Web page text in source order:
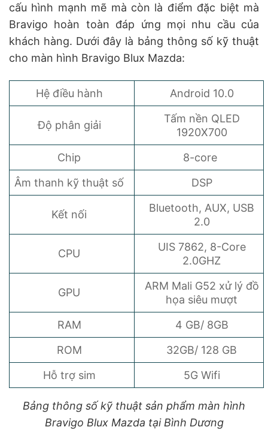
cấu hình mạnh mẽ mà còn là điểm đặc biệt mà
Bravigo hoàn toàn đáp ứng mọi nhu cầu của
khách hàng. Dưới đây là bảng thông số kỹ thuật
cho màn hình Bravigo Blux Mazda:
Hệ điều hành Android 10.0
Độ phân giải
Tấm nền QLED
1920X700
Chip
8-core
Âm thanh kỹ thuật số
DSP
Kết nối
Bluetooth, AUX, USB
2.0
CPU
UIS 7862, 8-Core
2.0GHZ
GPU
ARM Mali G52 xử lý đồ
họa siêu mượt
RAM
4 GB/ 8GB
ROM
32GB/ 128 GB
Hỗ trợ sim
5G Wifi
Bảng thông số kỹ thuật sản phẩm màn hình
Bravigo Blux Mazda tại Bình Dương